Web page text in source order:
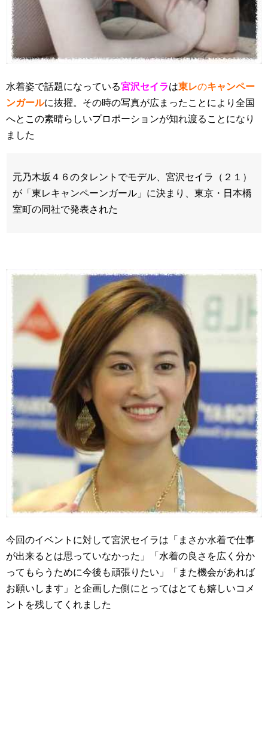
水着姿で話題になっている宮沢セイラは東レのキャンペー
ンガールに抜擢。その時の写真が広まったことにより全国
へとこの素晴らしいプロポーションが知れ渡ることになり
ました
元乃木坂４６のタレントでモデル、宮沢セイラ（２１）
が「東レキャンペーンガール」に決まり、東京・日本橋
室町の同社で発表された
今回のイベントに対して宮沢セイラは「まさか水着で仕事
が出来るとは思っていなかった」「水着の良さを広く分か
ってもらうために今後も頑張りたい」「また機会があれば
お願いします」と企画した側にとってはとても嬉しいコメ
ントを残してくれました